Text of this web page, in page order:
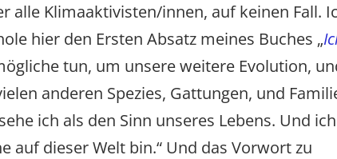
alle Klimaaktivisten/innen, auf keinen Fall.
hier den Ersten Absatz meines Buches „
tun, um unsere weitere Evolution,
anderen Spezies, Gattungen, und
ich als den Sinn unseres Lebens. Und ich
auf dieser Welt bin.“ Und das Vorwort zu